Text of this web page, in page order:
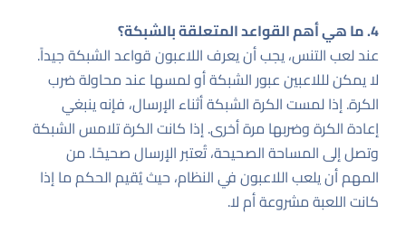
4. ما هي أهم القواعد المتعلقة بالشبكة؟
عند لعب التنس، يجب أن يعرف اللاعبون قواعد الشبكة جيداً.
لا يمكن لللاعبين عبور الشبكة أو لمسها عند محاولة ضرب
الكرة. إذا لمست الكرة الشبكة أثناء الإرسال، فإنه ينبغي
إعادة الكرة وضربها مرة أخرى. إذا كانت الكرة تلامس الشبكة
وتصل إلى المساحة الصحيحة، تُعتبر الإرسال صحيحًا. من
المهم أن يلعب اللاعبون في النظام، حيث يُقيم الحكم ما إذا
كانت اللعبة مشروعة أم لا.